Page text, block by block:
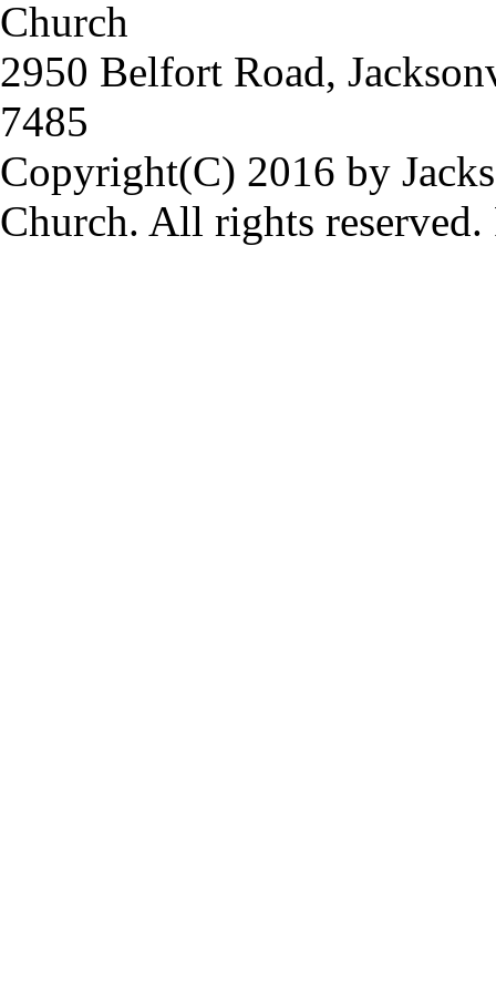
Church
2950 Belfort Road,
7485
Copyright(C) 2016 by
Church. All rights